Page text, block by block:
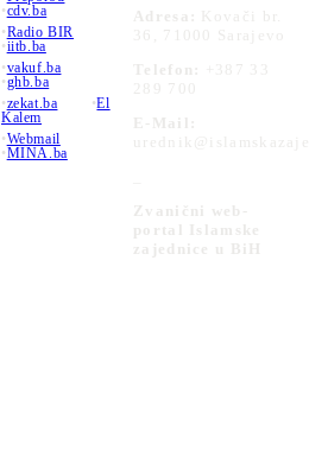
•cdv.ba
•Radio BIR
•iitb.ba
•vakuf.ba
•ghb.ba
•zekat.ba •El
Kalem
•Webmail
•MINA.ba
Adresa:
Kovači br.
36, 71000 Sarajevo
Telefon:
+387 33
289 700
E-Mail:
Zvanični web-
portal Islamske
zajednice u BiH